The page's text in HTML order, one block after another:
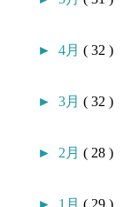
►4月( 32 )
►3月( 32 )
► 2月( 28 )
► 1月( 29 )